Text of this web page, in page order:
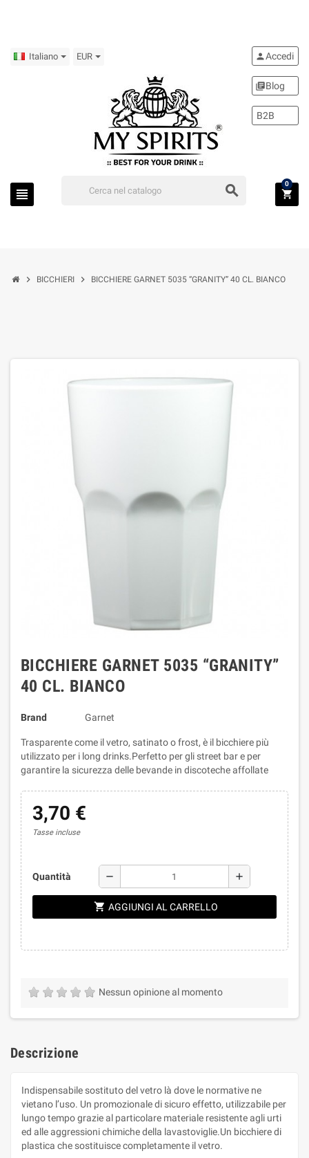
Italiano EUR
view_headline search
personAccedi
library_booksBlog
B2B
shopping_cart
0
chevron_right BICCHIERI chevron_right BICCHIERE GARNET 5035 “GRANITY” 40 CL. BIANCO
BICCHIERE GARNET 5035 “GRANITY”
40 CL. BIANCO
Brand Garnet
Trasparente come il vetro, satinato o frost, è il bicchiere più
utilizzato per i long drinks.Perfetto per gli street bar e per
garantire la sicurezza delle bevande in discoteche affollate
3,70 €
Tasse incluse
Quantità remove add
shopping_cart AGGIUNGI AL CARRELLO
Nessun opinione al momento
Descrizione
Indispensabile sostituto del vetro là dove le normative ne
vietano l’uso. Un promozionale di sicuro effetto, utilizzabile per
lungo tempo grazie al particolare materiale resistente agli urti
ed alle aggressioni chimiche della lavastoviglie.Un bicchiere di
plastica che sostituisce completamente il vetro.